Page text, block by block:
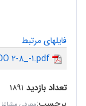
فایلهای مرتبط
2-8_-1.pdf
تعداد بازدید ۱۸۹۱